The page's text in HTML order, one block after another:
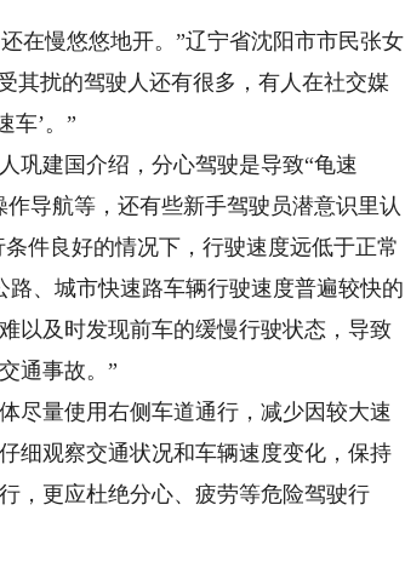
在慢悠悠地开。”辽宁省沈阳市市民张女
其扰的驾驶人还有很多，有人在社交媒
车’。”
建国介绍，分心驾驶是导致“龟速
导航等，还有些新手驾驶员潜意识里认
件良好的情况下，行驶速度远低于正常
路、城市快速路车辆行驶速度普遍较快的
以及时发现前车的缓慢行驶状态，导致
通事故。”
量使用右侧车道通行，减少因较大速
细观察交通状况和车辆速度变化，保持
，更应杜绝分心、疲劳等危险驾驶行